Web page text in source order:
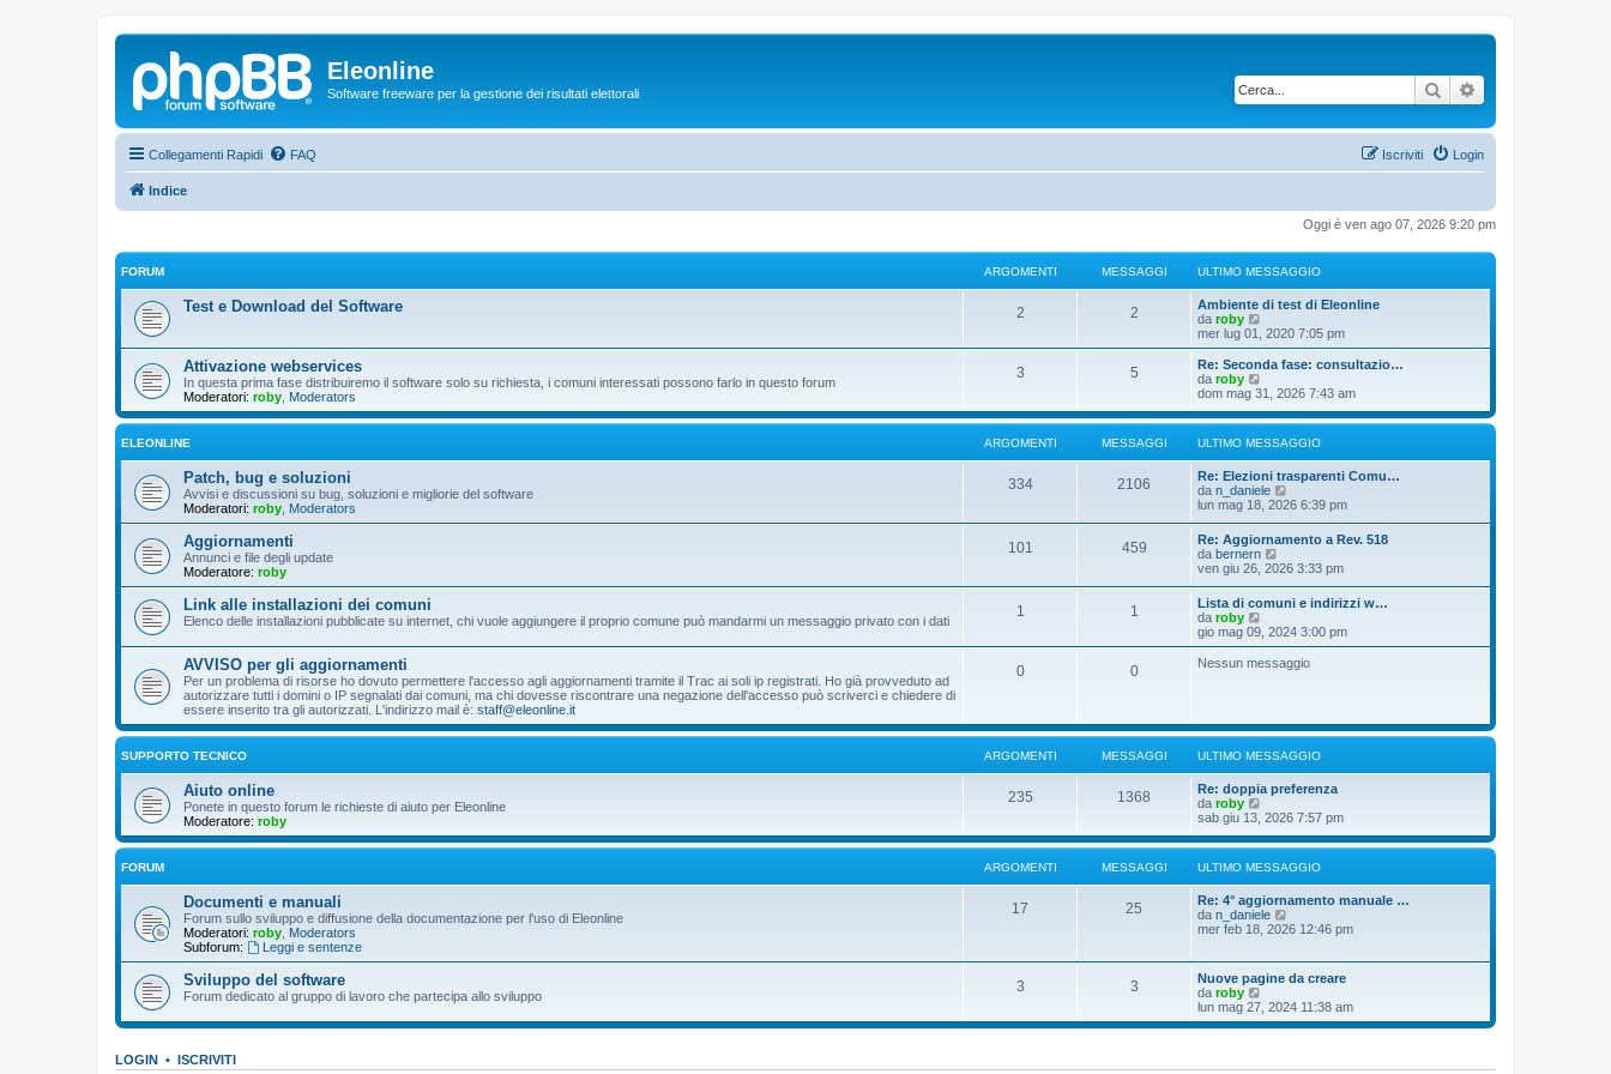
Eleonline
Software freeware per la gestione dei risultati elettorali Cerca
Collegamenti Rapidi FAQ Login
Iscriviti
Indice
Oggi è ven ago 07, 2026 9:20 pm
FORUM ARGOMENTI MESSAGGI ULTIMO MESSAGGIO
Test e Download del Software 2 2
Ambiente di test di Eleonline
da roby
e
d
i
l
i
o
m
e
s
s
g
o
mer lug 01, 2020 7:05 pm
Attivazione webservices
In questa prima fase distribuiremo il software solo su richiesta, i comuni interessati possono farlo in questo forum
Moderatori: roby Moderators
3 5
Re: Seconda fase: consultazio…
da roby
e
i
l
t
i
m
o
m
e
s
s
g
g
o
dom mag 31, 2026 7:43 am
ELEONLINE ARGOMENTI MESSAGGI ULTIMO MESSAGGIO
Patch, bug e soluzioni
Avvisi e discussioni su bug, soluzioni e migliorie del software
Moderatori: roby Moderators
334 2106
Re: Elezioni trasparenti Comu…
da n_daniele
e
u
l
t
i
m
m
e
s
i
lun mag 18, 2026 6:39 pm
Aggiornamenti
Annunci e file degli update
Moderatore: roby
101 459
Re: Aggiornamento a Rev. 518
da bernern
e
u
l
t
i
m
s
s
a
i
o
ven giu 26, 2026 3:33 pm
Link alle installazioni dei comuni
Elenco delle installazioni pubblicate su internet, chi vuole aggiungere il proprio comune può mandarmi un messaggio privato con i dati
1 1
Lista di comuni e indirizzi w…
da roby
e
d
i
m
m
e
s
a
g
i
o
gio mag 09, 2024 3:00 pm
AVVISO per gli aggiornamenti
Per un problema di risorse ho dovuto permettere l'accesso agli aggiornamenti tramite il Trac ai soli ip registrati. Ho già provveduto ad
autorizzare tutti i domini o IP segnalati dai comuni, ma chi dovesse riscontrare una negazione dell'accesso può scriverci e chiedere di
essere inserito tra gli autorizzati. L'indirizzo mail è: staff@eleonline.it
0 0 Nessun messaggio
SUPPORTO TECNICO ARGOMENTI MESSAGGI ULTIMO MESSAGGIO
Aiuto online
Ponete in questo forum le richieste di aiuto per Eleonline
Moderatore: roby
235 1368
Re: doppia preferenza
da roby
e
i
l
t
i
m
o
e
s
s
a
g
g
sab giu 13, 2026 7:57 pm
FORUM ARGOMENTI MESSAGGI ULTIMO MESSAGGIO
Documenti e manuali
Forum sullo sviluppo e diffusione della documentazione per l'uso di Eleonline
Moderatori: roby Moderators
Subforum:
Leggi e sentenze
17 25
Re: 4° aggiornamento manuale …
da n_daniele
e
u
l
t
i
m
mer feb 18, 2026 12:46 pm
Sviluppo del software
Forum dedicato al gruppo di lavoro che partecipa allo sviluppo
3 3
Nuove pagine da creare
da roby
e
d
lun mag 27, 2024 11:38 am
LOGIN • ISCRIVITI